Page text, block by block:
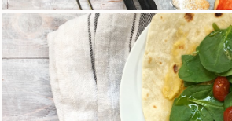
Gli alberelli di Natale
13 Dicembre 2017